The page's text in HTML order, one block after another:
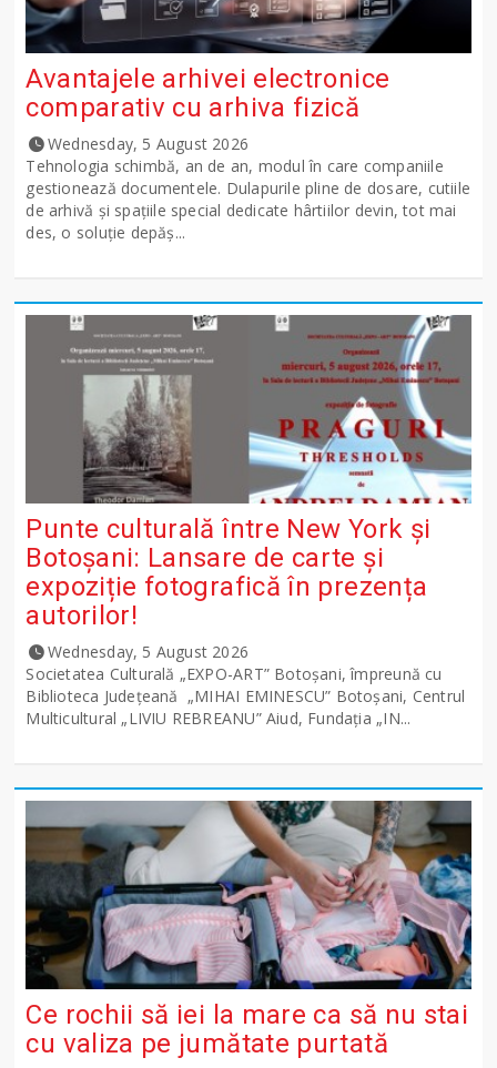
Avantajele arhivei electronice
comparativ cu arhiva fizică
Wednesday, 5 August 2026
Tehnologia schimbă, an de an, modul în care companiile
gestionează documentele. Dulapurile pline de dosare, cutiile
de arhivă și spațiile special dedicate hârtiilor devin, tot mai
des, o soluție depăș...
Punte culturală între New York și
Botoșani: Lansare de carte și
expoziție fotografică în prezența
autorilor!
Wednesday, 5 August 2026
Societatea Culturală „EXPO-ART” Botoșani, împreună cu
Biblioteca Județeană „MIHAI EMINESCU” Botoșani, Centrul
Multicultural „LIVIU REBREANU” Aiud, Fundația „IN...
Ce rochii să iei la mare ca să nu stai
cu valiza pe jumătate purtată